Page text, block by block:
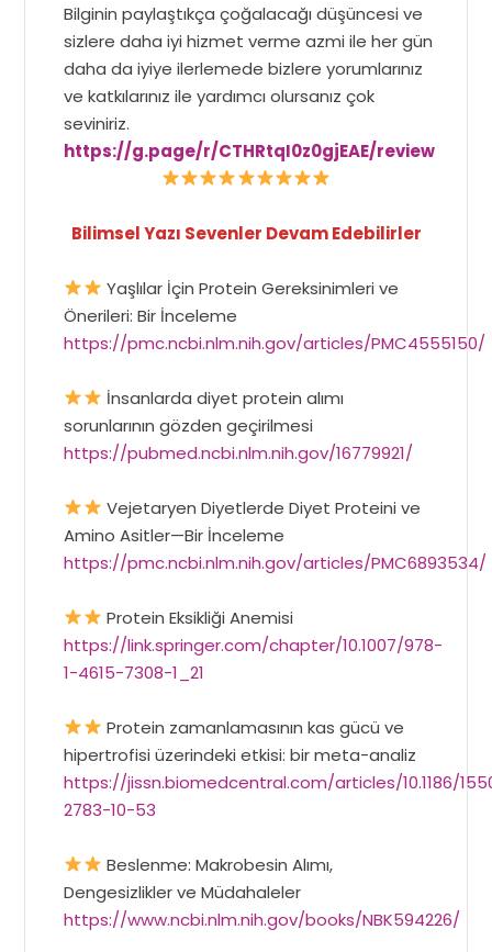
Bilginin paylaştıkça çoğalacağı düşüncesi ve
sizlere daha iyi hizmet verme azmi ile her gün
daha da iyiye ilerlemede bizlere yorumlarınız
ve katkılarınız ile yardımcı olursanız çok
seviniriz.
https://g.page/r/CTHRtqI0z0gjEAE/review
Bilimsel Yazı Sevenler Devam Edebilirler
Yaşlılar İçin Protein Gereksinimleri ve
Önerileri: Bir İnceleme
https://pmc.ncbi.nlm.nih.gov/articles/PMC4555150/
İnsanlarda diyet protein alımı
sorunlarının gözden geçirilmesi
https://pubmed.ncbi.nlm.nih.gov/16779921/
Vejetaryen Diyetlerde Diyet Proteini ve
Amino Asitler—Bir İnceleme
https://pmc.ncbi.nlm.nih.gov/articles/PMC6893534/
Protein Eksikliği Anemisi
https://link.springer.com/chapter/10.1007/978-
1-4615-7308-1_21
Protein zamanlamasının kas gücü ve
hipertrofisi üzerindeki etkisi: bir meta-analiz
https://jissn.biomedcentral.com/articles/10.1186/
2783-10-53
Beslenme: Makrobesin Alımı,
Dengesizlikler ve Müdahaleler
https://www.ncbi.nlm.nih.gov/books/NBK594226/